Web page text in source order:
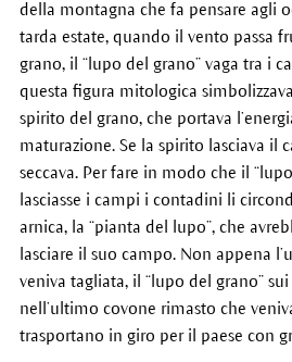
della montagna che fa pensare agli
tarda estate, quando il vento passa
grano, il “lupo del grano” vaga tra i
questa figura mitologica
spirito del grano, che portava
maturazione. Se la spirito lasciava il
seccava. Per fare in modo che il
lasciasse i campi i contadini li
arnica, la “pianta del lupo”, che
lasciare il suo campo. Non appena
veniva tagliata, il “lupo del grano”
nell’ultimo covone rimasto che
trasportano in giro per il paese con